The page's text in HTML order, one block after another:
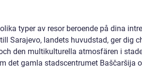
typer av resor beroende på dina
Sarajevo, landets huvudstad, ger dig
den multikulturella atmosfären i
det gamla stadscentrumet Baščaršija